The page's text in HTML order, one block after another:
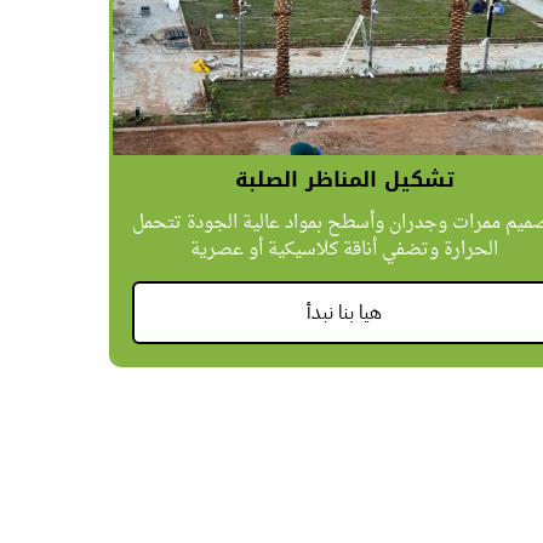
تشكيل المناظر الصلبة
ممرات وجدران وأسطح بمواد عالية الجودة تتحمل
الحرارة وتضفي أناقة كلاسيكية أو عصرية
هيا بنا نبدأ